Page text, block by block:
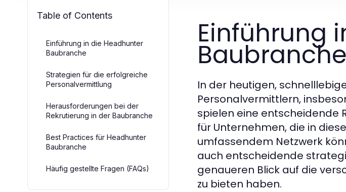
Table of Contents
Einführung in die Headhunter
Baubranche
Strategien für die erfolgreiche
Personalvermittlung
Herausforderungen bei der
Rekrutierung in der Baubranche
Best Practices für Headhunter
Baubranche
Häufig gestellte Fragen (FAQs)
Einführung
Baubranche
In der heutigen,
Personalvermittlern,
spielen eine entscheidende
für Unternehmen, die in
umfassendem Netzwerk
auch entscheidende
genaueren Blick auf die
zu bieten haben.